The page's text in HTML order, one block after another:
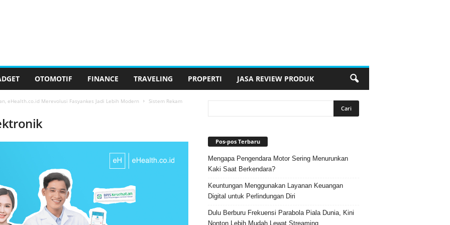
OTOMOTIF FINANCE TRAVELING PROPERTI JASA REVIEW PRODUK
eHealth.co.id Merevolusi Fasyankes Jadi Lebih Modern
Sistem Rekam
Pos-pos Terbaru
Mengapa Pengendara Motor Sering Menurunkan
Kaki Saat Berkendara?
Keuntungan Menggunakan Layanan Keuangan
Digital untuk Perlindungan Diri
Dulu Berburu Frekuensi Parabola Piala Dunia, Kini
Nonton Lebih Mudah Lewat Streaming